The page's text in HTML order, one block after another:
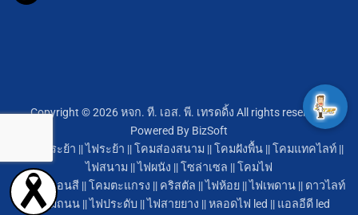
Copyright © 2026 หจก. ที. เอส. พี. เทรดดิ้ง All rights reserved.
Powered By BizSoft
โคมไฟระย้า ||ไฟระย้า ||โคมส่องสนาม ||โคมฝังพื้น||โคมแทคไลท์||
ไฟสนาม ||ไฟผนัง ||โซล่าเซล ||โคมไฟ
หลอดนีออนสี ||โคมตะแกรง || คริสตัล ||ไฟห้อย ||ไฟเพดาน || ดาวไลท์
|| โคมถนน ||ไฟประดับ ||ไฟสายยาง ||หลอดไฟ led || แอลอีดี led